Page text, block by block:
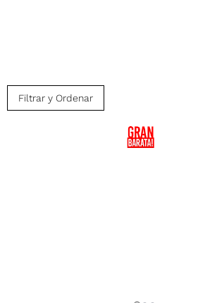
Filtrar y Ordenar